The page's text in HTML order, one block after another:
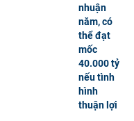
nhuận
năm, có
thể đạt
mốc
40.000 tỷ
nếu tình
hình
thuận lợi